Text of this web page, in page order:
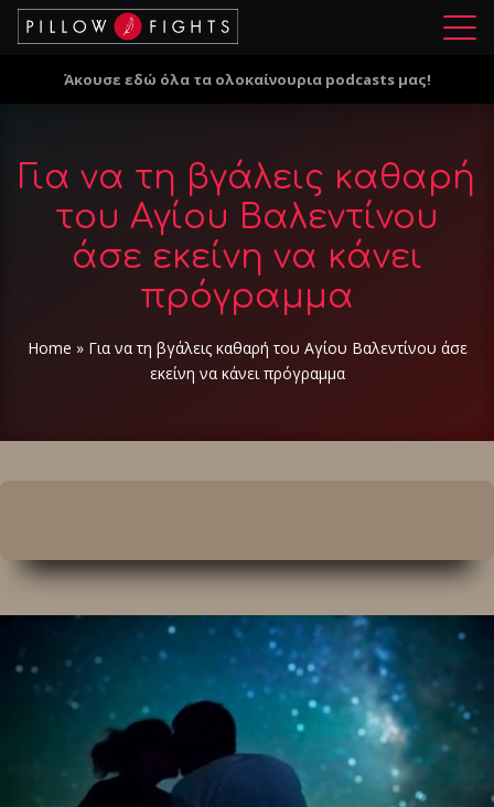
Μ
ο
Άκουσε εδώ όλα τα ολοκαίνουρια podcasts μας!
Για να τη βγάλεις καθαρή
του Αγίου Βαλεντίνου
άσε εκείνη να κάνει
πρόγραμμα
Home » Για να τη βγάλεις καθαρή του Αγίου Βαλεντίνου άσε
εκείνη να κάνει πρόγραμμα